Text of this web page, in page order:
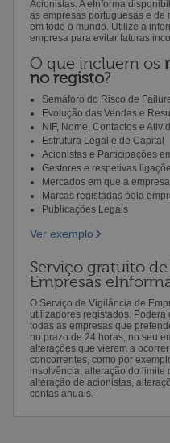
Acionistas. A eInforma
as empresas portuguesas e de
em todo o mundo. Utilize a
empresa para evitar faturas
O que incluem os
no registo?
Semáforo do Risco de
Evolução das Vendas e
NIF, Nome, Contactos e
Estrutura Legal e de Capital
Acionistas e Participações
Gestores e respetivas
Mercados em que a
Marcas registadas pela
Publicações Legais
Ver exemplo
Serviço gratuito
Empresas
O Serviço de Vigilância de
utilizadores registados.
todas as empresas que
no prazo de 24 horas, no seu
alterações que vierem a
concorrentes, como por
insolvência, alteração do limite
alteração de acionistas,
contas anuais.